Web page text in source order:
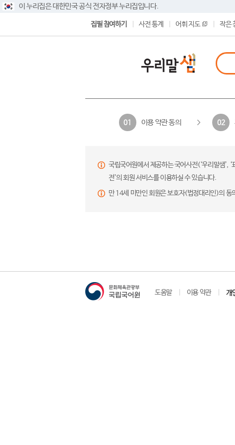
이 누리집은 대한민국 공식 전자정부 누리집입니다.
집필 참여하기 사전 통계 어휘 지도 작은
01 이용 약관 동의 02
국립국어원에서 제공하는 국어사전(‘우리말샘’,
전’의 회원 서비스를 이용하실 수 있습니다.
만 14세 미만인 회원은 보호자(법정대리인)의 동
도움말 이용 약관 개